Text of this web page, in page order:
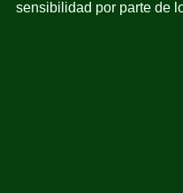
sensibilidad por parte de